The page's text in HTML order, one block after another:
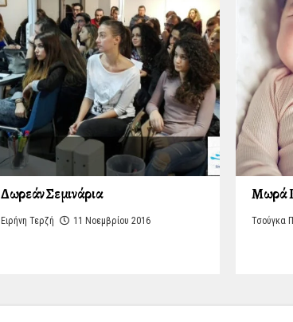
Δωρεάν Σεμινάρια
Ειρήνη Τερζή 11 Νοεμβρίου 2016
Μωρά
Τσούγκα